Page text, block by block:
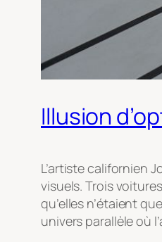
Illusion
L’artiste californien
visuels. Trois
qu’elles n’étaient
univers parallèle où